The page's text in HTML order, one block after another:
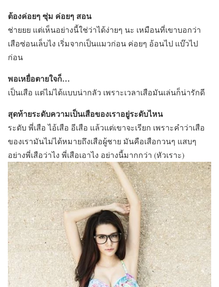
ต้องค่อยๆ ซุ่ม ค่อยๆ สอน
ช่ายยย แต่เห็นอย่างนี้ใช่ว่าได้ง่ายๆ นะ เหมือนที่เขาบอกว่า
เสือซ่อนเล็บไง เริ่มจากเป็นแมวก่อน ค่อยๆ อ้อนไป แบ๊วไป
ก่อน
พอเหยื่อตายใจก็…
เป็นเสือ แต่ไม่ได้แบบน่ากลัว เพราะเวลาเสือมันเล่นก็น่ารักดี
สุดท้ายระดับความเป็นเสือของเราอยู่ระดับไหน
ระดับ พี่เสือ ไอ้เสือ อีเสือ แล้วแต่เขาจะเรียก เพราะคำว่าเสือ
ของเรามันไม่ได้หมายถึงเสือผู้ชาย มันคือเสือกวนๆ แสบๆ
อย่างพี่เสือว่าไง พี่เสือเอาไง อย่างนี้มากกว่า (หัวเราะ)